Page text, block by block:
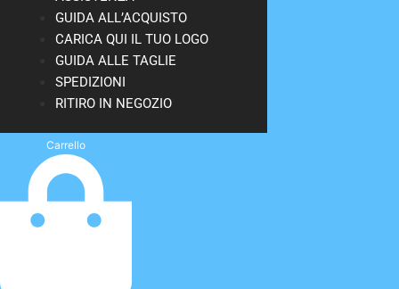
GUIDA ALL’ACQUISTO
CARICA QUI IL TUO LOGO
GUIDA ALLE TAGLIE
SPEDIZIONI
RITIRO IN NEGOZIO
Carrello